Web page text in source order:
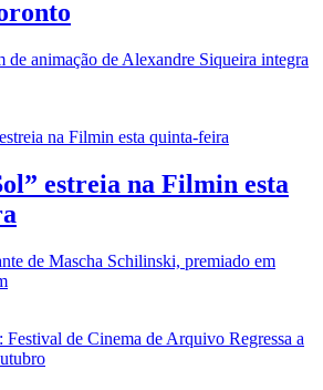
de animação de Alexandre Siqueira integra
estreia na Filmin esta
de Mascha Schilinski, premiado em